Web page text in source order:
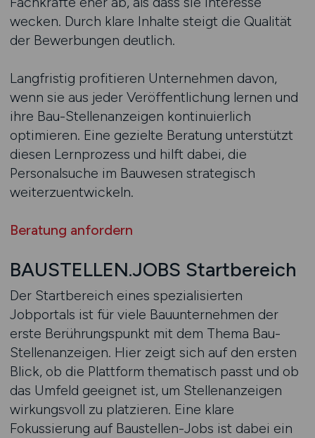
wecken. Durch klare Inhalte steigt die Qualität
der Bewerbungen deutlich.
Langfristig profitieren Unternehmen davon,
wenn sie aus jeder Veröffentlichung lernen und
ihre Bau-Stellenanzeigen kontinuierlich
optimieren. Eine gezielte Beratung unterstützt
diesen Lernprozess und hilft dabei, die
Personalsuche im Bauwesen strategisch
weiterzuentwickeln.
Beratung anfordern
BAUSTELLEN.JOBS Startbereich
Der Startbereich eines spezialisierten
Jobportals ist für viele Bauunternehmen der
erste Berührungspunkt mit dem Thema Bau-
Stellenanzeigen. Hier zeigt sich auf den ersten
Blick, ob die Plattform thematisch passt und ob
das Umfeld geeignet ist, um Stellenanzeigen
wirkungsvoll zu platzieren. Eine klare
Fokussierung auf Baustellen-Jobs ist dabei ein